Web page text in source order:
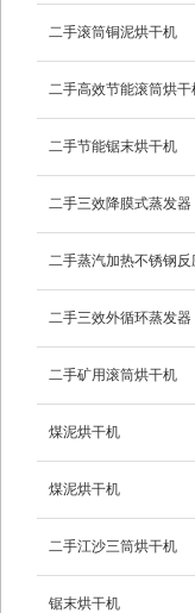
二手滚筒铜泥烘干机
二手高效节能滚筒烘干
二手节能锯末烘干机
二手三效降膜式蒸发器
二手蒸汽加热不锈钢反
二手三效外循环蒸发器
二手矿用滚筒烘干机
煤泥烘干机
煤泥烘干机
二手江沙三筒烘干机
锯末烘干机